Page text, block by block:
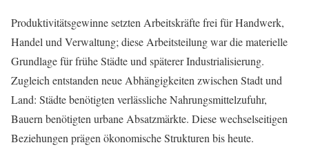
Produktivitätsgewinne setzten Arbeitskräfte frei für Handwerk,
Handel und Verwaltung; diese Arbeitsteilung war die materielle
Grundlage für frühe Städte und späterer Industrialisierung.
Zugleich entstanden neue Abhängigkeiten zwischen Stadt und
Land: Städte benötigten verlässliche Nahrungsmittelzufuhr,
Bauern benötigten urbane Absatzmärkte. Diese wechselseitigen
Beziehungen prägen ökonomische Strukturen bis heute.